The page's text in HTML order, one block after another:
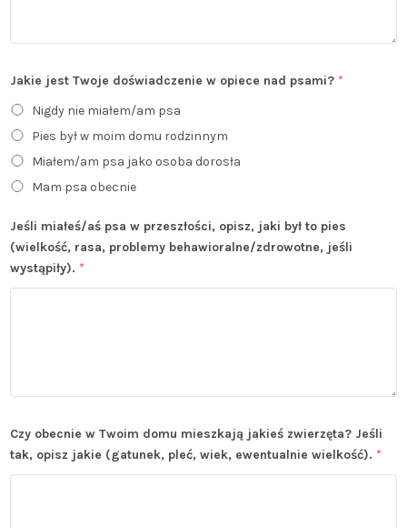
Jakie jest Twoje doświadczenie w opiece nad psami? *
Nigdy nie miałem/am psa
Pies był w moim domu rodzinnym
Miałem/am psa jako osoba dorosła
Mam psa obecnie
Jeśli miałeś/aś psa w przeszłości, opisz, jaki był to pies
(wielkość, rasa, problemy behawioralne/zdrowotne, jeśli
wystąpiły). *
Czy obecnie w Twoim domu mieszkają jakieś zwierzęta? Jeśli
tak, opisz jakie (gatunek, pleć, wiek, ewentualnie wielkość). *